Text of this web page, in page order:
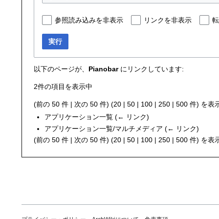
参照読み込みを非表示 リンクを非表示
実行
以下のページが、 Pianobarにリンクしています:
2件の項目を表示中
(前の 50 件 | 次の 50 件) (20 | 50 | 100 | 250 | 500 件) を表
アプリケーション一覧 (← リンク)
アプリケーション一覧/マルチメディア (← リンク)
(前の 50 件 | 次の 50 件) (20 | 50 | 100 | 250 | 500 件) を表